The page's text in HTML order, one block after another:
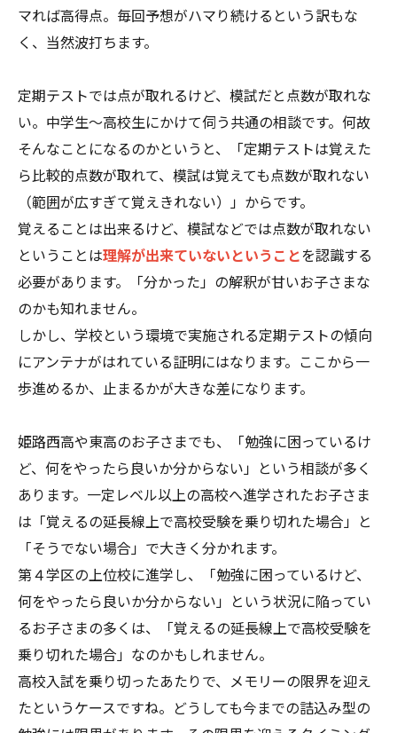
マれば高得点。毎回予想がハマり続けるという訳もな
く、当然波打ちます。
定期テストでは点が取れるけど、模試だと点数が取れな
い。中学生～高校生にかけて伺う共通の相談です。何故
そんなことになるのかというと、「定期テストは覚えた
ら比較的点数が取れて、模試は覚えても点数が取れない
（範囲が広すぎて覚えきれない）」からです。
覚えることは出来るけど、模試などでは点数が取れない
ということは理解が出来ていないということを認識する
必要があります。「分かった」の解釈が甘いお子さまな
のかも知れません。
しかし、学校という環境で実施される定期テストの傾向
にアンテナがはれている証明にはなります。ここから一
歩進めるか、止まるかが大きな差になります。
姫路西高や東高のお子さまでも、「勉強に困っているけ
ど、何をやったら良いか分からない」という相談が多く
あります。一定レベル以上の高校へ進学されたお子さま
は「覚えるの延長線上で高校受験を乗り切れた場合」と
「そうでない場合」で大きく分かれます。
第４学区の上位校に進学し、「勉強に困っているけど、
何をやったら良いか分からない」という状況に陥ってい
るお子さまの多くは、「覚えるの延長線上で高校受験を
乗り切れた場合」なのかもしれません。
高校入試を乗り切ったあたりで、メモリーの限界を迎え
たというケースですね。どうしても今までの詰込み型の